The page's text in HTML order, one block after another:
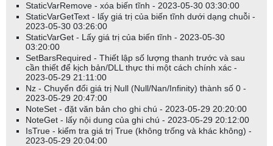
StaticVarRemove - xóa biến tĩnh - 2023-05-30 03:30:00
StaticVarGetText - lấy giá trị của biến tĩnh dưới dạng chuỗi -
2023-05-30 03:26:00
StaticVarGet - Lấy giá trị của biến tĩnh - 2023-05-30
03:20:00
SetBarsRequired - Thiết lập số lượng thanh trước và sau
cần thiết để kịch bản/DLL thực thi một cách chính xác -
2023-05-29 21:11:00
Nz - Chuyển đổi giá trị Null (Null/Nan/Infinity) thành số 0 -
2023-05-29 20:47:00
NoteSet - đặt văn bản cho ghi chú - 2023-05-29 20:20:00
NoteGet - lấy nội dung của ghi chú - 2023-05-29 20:12:00
IsTrue - kiểm tra giá trị True (không trống và khác không) -
2023-05-29 20:04:00